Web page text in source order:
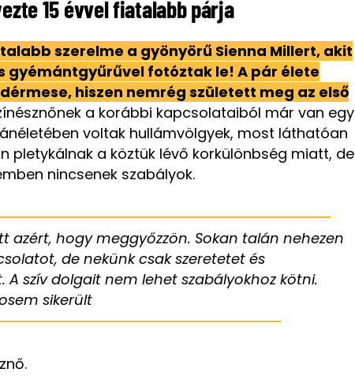
15 évvel fiatalabb párja
szerelme a gyönyörű Sienna Millert, akit
gyémántgyűrűvel fotóztak le! A pár élete
hiszen nemrég született meg az első
a korábbi kapcsolataiból már van egy
voltak hullámvölgyek, most láthatóan
pletykálnak a köztük lévő korkülönbség miatt, de
nincsenek szabályok.
azért, hogy meggyőzzön. Sokan talán nehezen
de nekünk csak szeretetet és
szív dolgait nem lehet szabályokhoz kötni.
sikerült